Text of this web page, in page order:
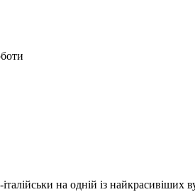
на одній із найкрасивіших